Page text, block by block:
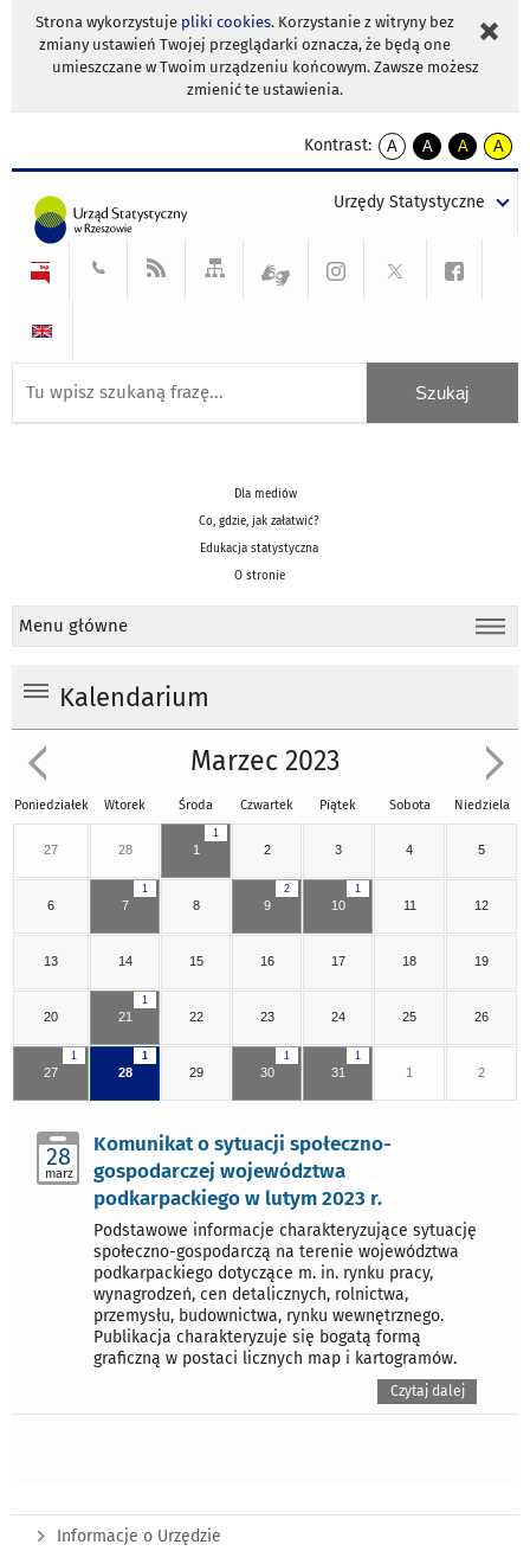
Strona wykorzystuje pliki cookies. Korzystanie z witryny bez
zmiany ustawień Twojej przeglądarki oznacza, że będą one
umieszczane w Twoim urządzeniu końcowym. Zawsze możesz
zmienić te ustawienia.
Kontrast:
A
kontrast
A
kontrast
tekst
czarnym
A
kontrast
tekst
czarnym
A
tekst
żółtym
Urzędy Statystyczne
Dla mediów
Co, gdzie, jak załatwić?
Edukacja statystyczna
O stronie
Menu główne
Kalendarium
Marzec 2023
Poniedziałek Wtorek Środa Czwartek Piątek Sobota Niedziela
27 28
1
1 2 3 4 5
6
1
7 8
2
9
1
10 11 12
13 14 15 16 17 18 19
20
1
21 22 23 24 25 26
1
27
1
28 29
1
30
1
31 1 2
28
marz
Komunikat o sytuacji społeczno-
gospodarczej województwa
podkarpackiego w lutym 2023 r.
Podstawowe informacje charakteryzujące sytuację
społeczno-gospodarczą na terenie województwa
podkarpackiego dotyczące m. in. rynku pracy,
wynagrodzeń, cen detalicznych, rolnictwa,
przemysłu, budownictwa, rynku wewnętrznego.
Publikacja charakteryzuje się bogatą formą
graficzną w postaci licznych map i kartogramów.
Czytaj dalej
Informacje o Urzędzie